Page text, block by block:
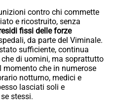
contro chi commette
e ricostruito, senza
fissi delle forze
da parte del Viminale.
sufficiente, continua
di uomini, ma soprattutto
momento che in numerose
notturno, medici e
lasciati soli e
stessi.